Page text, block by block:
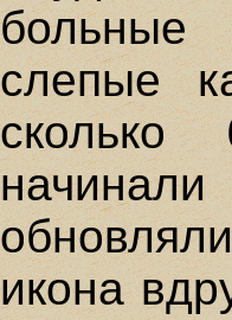
больные
слепые
икона